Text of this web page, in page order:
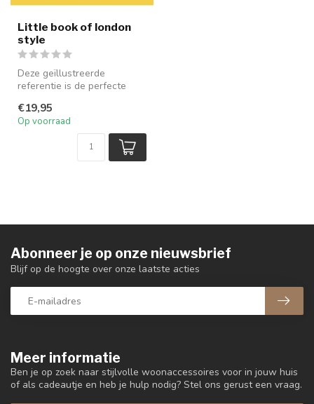
Little book of london
style
Deze geïllustreerde
referentie is de perfecte
van eleg...
€19,95
Op voorraad
Meer informatie
Ben je op zoek naar stijlvolle woonaccessoires voor in jouw huis
of als cadeautje en heb je hulp nodig? Stel ons gerust een vraag.
Abonneer je op onze nieuwsbrief
Blijf op de hoogte over onze laatste acties